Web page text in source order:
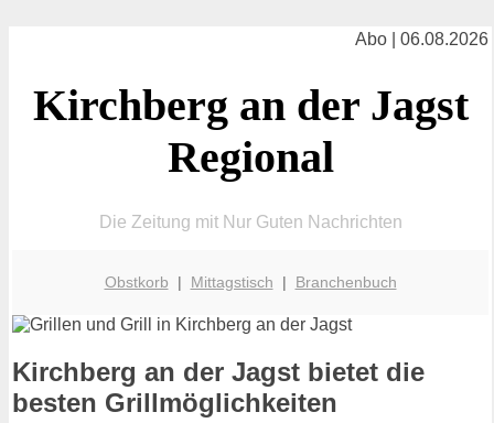
Abo | 06.08.2026
Kirchberg an der Jagst
Regional
Die Zeitung mit Nur Guten Nachrichten
Obstkorb | Mittagstisch | Branchenbuch
Kirchberg an der Jagst bietet die
besten Grillmöglichkeiten